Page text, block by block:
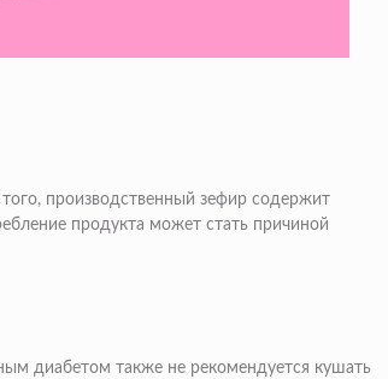
производственный зефир содержит
продукта может стать причиной
диабетом также не рекомендуется кушать